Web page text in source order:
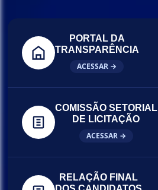
PORTAL DA
TRANSPARÊNCIA
ACESSAR →
COMISSÃO SETORIAL
DE LICITAÇÃO
ACESSAR →
RELAÇÃO FINAL